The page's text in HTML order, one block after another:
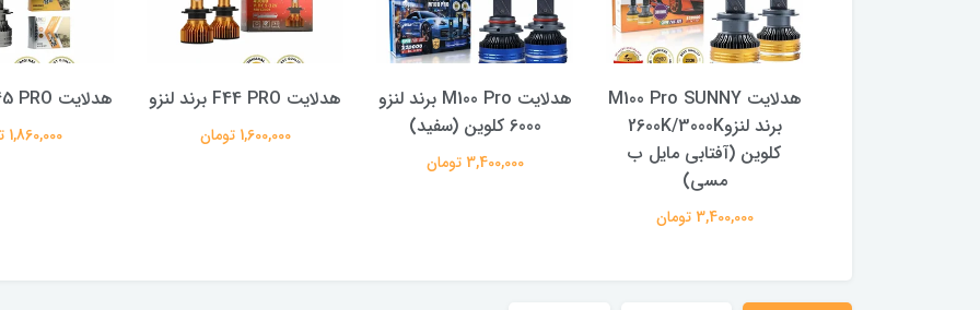
هدلایت M100 Pro SUNNY
برند لنزو2600K/3000K
کلوین (آفتابی مایل ب
هدلایت M100 Pro برند لنزو
6000 کلوین (سفید)
3,400,000 تومان
هدلایت F44 PRO برند لنزو
1,600,000 تومان
هدلایت F45 PRO برند لنزو